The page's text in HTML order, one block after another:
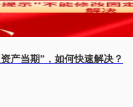
产当期”，如何快速解决？